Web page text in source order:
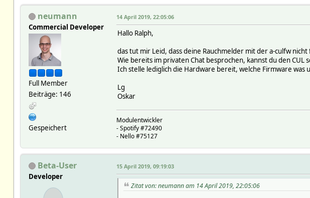
neumann
Commercial Developer
Full Member
Beiträge: 146
Gespeichert
14 April 2019, 22:05:06
Hallo Ralph,
das tut mir Leid, dass deine Rauchmelder mit der a-culfw
Wie bereits im privaten Chat besprochen, kannst du den
Ich stelle lediglich die Hardware bereit, welche Firmware was
Lg
Oskar
Modulentwickler
- Spotify #72490
- Nello #75127
Beta-User
Developer
15 April 2019, 09:19:03
Zitat von: neumann am 14 April 2019, 22:05:06